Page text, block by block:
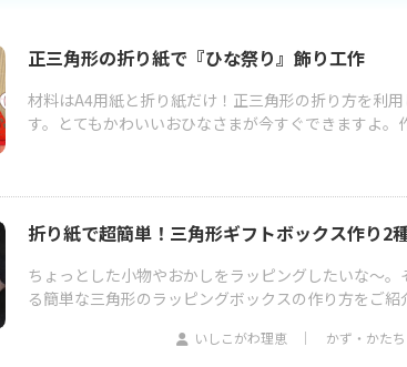
正三角形の折り紙で『ひな祭り』飾り工作
材料はA4用紙と折り紙だけ！正三角形の折り方を利
す。とてもかわいいおひなさまが今すぐできますよ。
折り紙で超簡単！三角形ギフトボックス作り2
ちょっとした小物やおかしをラッピングしたいな～
る簡単な三角形のラッピングボックスの作り方をご
いしこがわ理恵 かず・かたち